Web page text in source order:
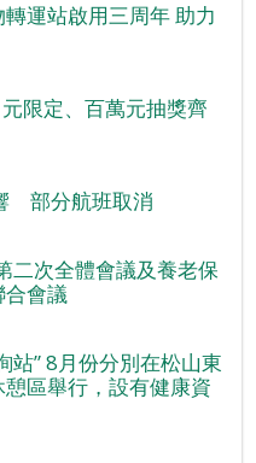
運站啟用三周年 助力
限定、百萬元抽獎齊
部分航班取消
二次全體會議及養老保
會議
站” 8月份分別在松山東
區舉行，設有健康資